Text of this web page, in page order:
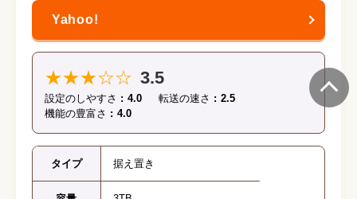
★★★☆☆ 3.5
設定のしやすさ 4.0 転送の速さ
2.5
機能の豊富さ
4.0
タイプ 据え置き